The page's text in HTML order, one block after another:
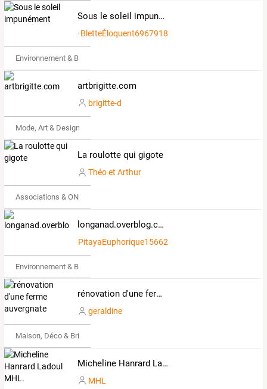
Sous le soleil impunément
BletteÉloquent6967918
Environnement & Bio
artbrigitte.com
brigitte-d
Mode, Art & Design
La roulotte qui gigote
Théo et Arthur
Associations & ONG
longanad.overblog.com
PitayaEuphorique156623
Environnement & Bio
rénovation d'une ferme auvergnate
geraldine
Maison, Déco & Bricolage
Micheline Hanrard Ladoul MHL.
MHL